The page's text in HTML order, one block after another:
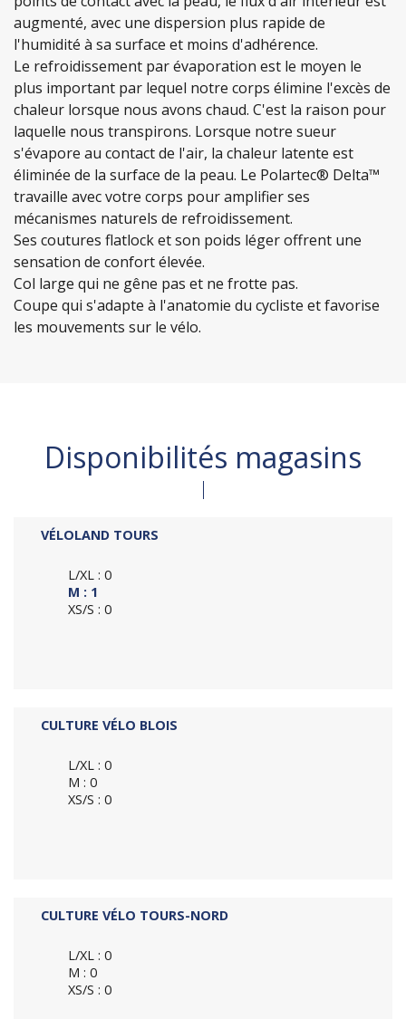
augmenté, avec une dispersion plus rapide de
l'humidité à sa surface et moins d'adhérence.
Le refroidissement par évaporation est le moyen le
plus important par lequel notre corps élimine l'excès de
chaleur lorsque nous avons chaud. C'est la raison pour
laquelle nous transpirons. Lorsque notre sueur
s'évapore au contact de l'air, la chaleur latente est
éliminée de la surface de la peau. Le Polartec® Delta™
travaille avec votre corps pour amplifier ses
mécanismes naturels de refroidissement.
Ses coutures flatlock et son poids léger offrent une
sensation de confort élevée.
Col large qui ne gêne pas et ne frotte pas.
Coupe qui s'adapte à l'anatomie du cycliste et favorise
les mouvements sur le vélo.
Disponibilités magasins
VÉLOLAND TOURS
L/XL : 0
M : 1
XS/S : 0
CULTURE VÉLO BLOIS
L/XL : 0
M : 0
XS/S : 0
CULTURE VÉLO TOURS-NORD
L/XL : 0
M : 0
XS/S : 0